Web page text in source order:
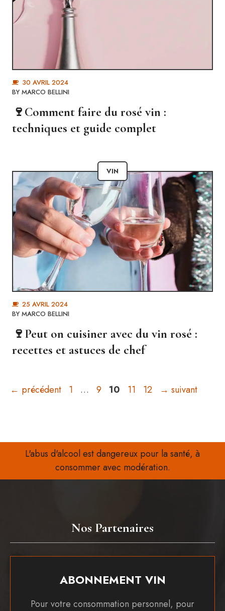
30 AVRIL 2024
BY MARCO BELLINI
🍷Comment faire du rosé vin :
techniques et guide complet
VIN
25 AVRIL 2024
BY MARCO BELLINI
🍷Peut on cuisiner avec du vin rosé :
recettes et astuces de chef
← précédent Page
1 … Page
9 Page
10 Page
11 Page
12 → suivant
L'abus d'alcool est dangereux pour la santé, à
consommer avec modération.
Nos Partenaires
ABONNEMENT VIN
Pour votre consommation personnel, pour